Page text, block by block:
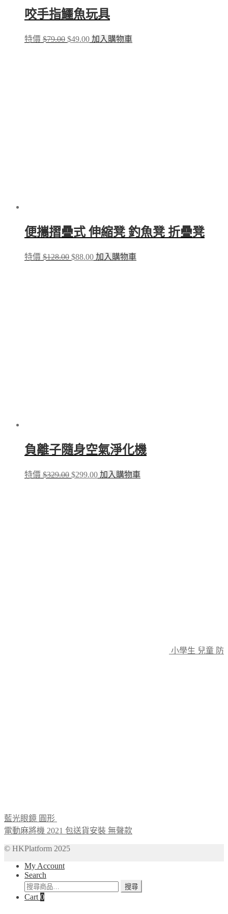
咬手指鱷魚玩具
特價 $79.00 Original
price
$49.00Current
price
加入購物車
便攜摺疊式 伸縮凳 釣魚凳 折疊凳
特價 $128.00 Original
price
$88.00Current
price
加入購物車
負離子隨身空氣淨化機
特價 $329.00 Original
price
$299.00Current
price
加入購物車
小學生 兒童 防
藍光眼鏡 圓形
電動麻將機 2021 包送貨安裝 無聲款
© HKPlatform 2025
My Account
Search
搜
尋
搜尋
Cart 0